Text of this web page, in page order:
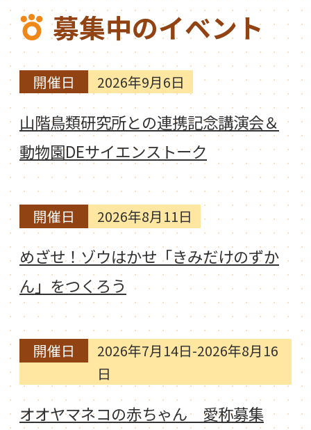
募集中のイベント
開催日 2026年9月6日
山階鳥類研究所との連携記念講演会＆
動物園DEサイエンストーク
開催日 2026年8月11日
めざせ！ゾウはかせ「きみだけのずか
ん」をつくろう
開催日
2026年7月14日-2026年8月16
日
オオヤマネコの赤ちゃん 愛称募集